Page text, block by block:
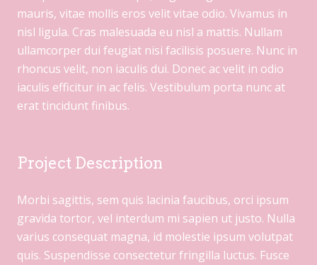
mauris, vitae mollis eros velit vitae odio. Vivamus in
nisl ligula. Cras malesuada eu nisl a mattis. Nullam
ullamcorper dui feugiat nisi facilisis posuere. Nunc in
rhoncus velit, non iaculis dui. Donec ac velit in odio
iaculis efficitur in ac felis. Vestibulum porta nunc at
erat tincidunt finibus.
Project Description
Morbi sagittis, sem quis lacinia faucibus, orci ipsum
gravida tortor, vel interdum mi sapien ut justo. Nulla
varius consequat magna, id molestie ipsum volutpat
quis. Suspendisse consectetur fringilla luctus. Fusce